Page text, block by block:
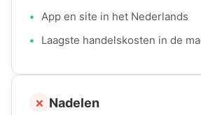
• App en site in het Nederlands
•
Laagste handelskosten in de
❌ Nadelen